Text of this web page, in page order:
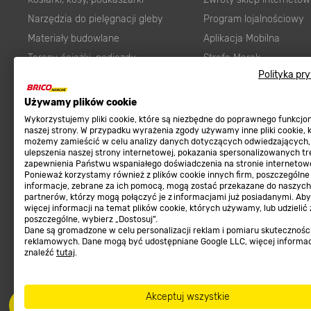
Polityka
Używamy plików cookie
Wykorzystujemy pliki cookie, które są niezbędne do poprawnego
naszej strony. W przypadku wyrażenia zgody używamy inne pliki cookie,
możemy zamieścić w celu analizy danych dotyczących odwiedzających,
ulepszenia naszej strony internetowej, pokazania spersonalizowanych
zapewnienia Państwu wspaniałego doświadczenia na stronie
Ponieważ korzystamy również z plików cookie innych firm, poszczególne
informacje, zebrane za ich pomocą, mogą zostać przekazane do naszych
partnerów, którzy mogą połączyć je z informacjami już posiadanymi.
więcej informacji na temat plików cookie, których używamy, lub udzielić
poszczególne, wybierz „Dostosuj”.
Dane są gromadzone w celu personalizacji reklam i pomiaru
reklamowych. Dane mogą być udostępniane Google LLC, więcej
znaleźć tutaj.
Akceptuj wszystkie
Narzędzia do pielęgnacji gleby
Materiały budowlane
Tarasy, ścieżki, podjazdy
Karma dla psa
Ogród
Farby wewnętrzne białe
Elektryka
Panele
Elektronarzędzia
Płytki
Panele podłogowe
Płyty OSB/HDF
Program lojalnościowy
Aplikacja Mobilna
Strefa Marek
Prawny obowiązek
zgodności towaru z
Program Brico PRO
Regulaminy
Polityka prywatności